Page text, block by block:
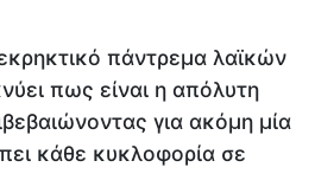
πάντρεμα λαϊκών
πως είναι η απόλυτη
για ακόμη μία
κάθε κυκλοφορία σε